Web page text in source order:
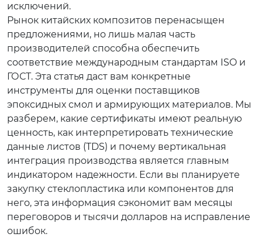
исключений.
Рынок китайских композитов перенасыщен
предложениями, но лишь малая часть
производителей способна обеспечить
соответствие международным стандартам ISO и
ГОСТ. Эта статья даст вам конкретные
инструменты для оценки поставщиков
эпоксидных смол и армирующих материалов. Мы
разберем, какие сертификаты имеют реальную
ценность, как интерпретировать технические
данные листов (TDS) и почему вертикальная
интеграция производства является главным
индикатором надежности. Если вы планируете
закупку стеклопластика или компонентов для
него, эта информация сэкономит вам месяцы
переговоров и тысячи долларов на исправление
ошибок.